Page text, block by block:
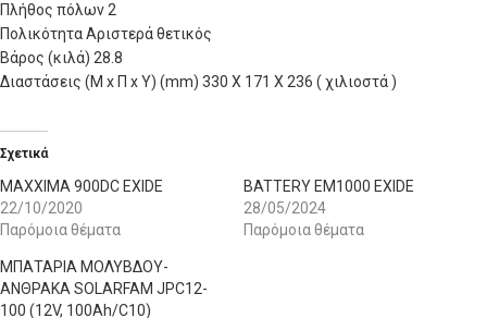
Πλήθος πόλων 2
Πολικότητα Αριστερά θετικός
Βάρος (κιλά) 28.8
Διαστάσεις (Μ x Π x Υ) (mm) 330 X 171 X 236 ( χιλιοστά )
Σχετικά
MAXXIMA 900DC EXIDE
22/10/2020
Παρόμοια θέματα
BATTERY EM1000 EXIDE
28/05/2024
Παρόμοια θέματα
ΜΠΑΤΑΡΙΑ ΜΟΛΥΒΔΟΥ-
ΑΝΘΡΑΚΑ SOLARFAM JPC12-
100 (12V, 100Ah/C10)